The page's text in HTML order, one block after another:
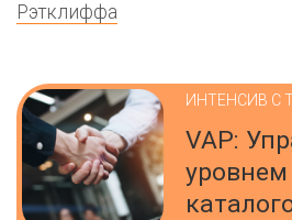
Рэтклиффа
ИНТЕНСИВ С
VAP:
уровнем